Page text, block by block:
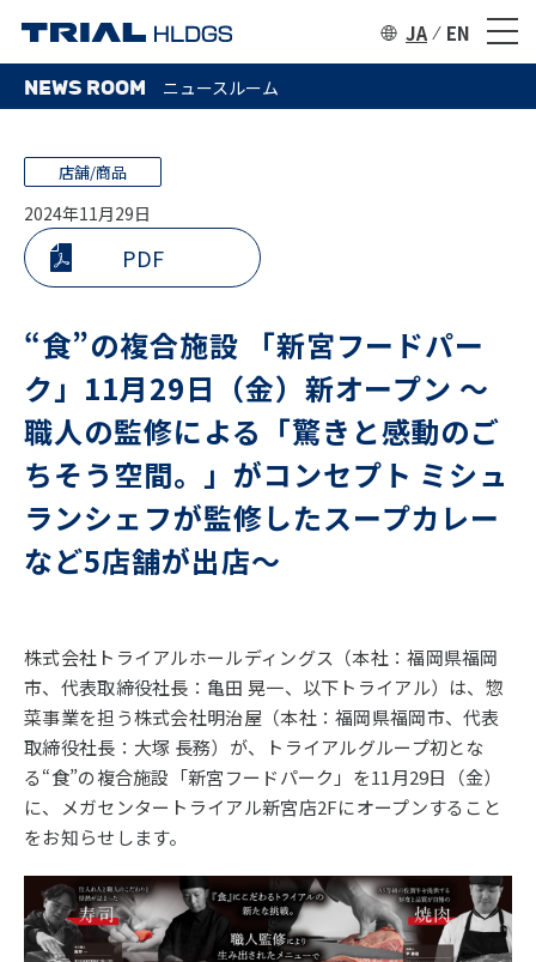
JA EN
NEWS ROOM ニュースルーム
店舗/商品
2024年11月29日
PDF
“食”の複合施設 「新宮フードパー
ク」11月29日（金）新オープン 〜
職人の監修による「驚きと感動のご
ちそう空間。」がコンセプト ミシュ
ランシェフが監修したスープカレー
など5店舗が出店～
株式会社トライアルホールディングス（本社：福岡県福岡
市、代表取締役社長：亀田 晃一、以下トライアル）は、惣
菜事業を担う株式会社明治屋（本社：福岡県福岡市、代表
取締役社長：大塚 長務）が、トライアルグループ初とな
る“食”の複合施設「新宮フードパーク」を11月29日（金）
に、メガセンタートライアル新宮店2Fにオープンすること
をお知らせします。